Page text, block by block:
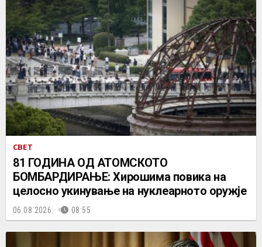
СВЕТ
81 ГОДИНА ОД АТОМСКОТО
БОМБАРДИРАЊЕ: Хирошима повика на
целосно укинување на нуклеарното оружје
06.08.2026. 08:55